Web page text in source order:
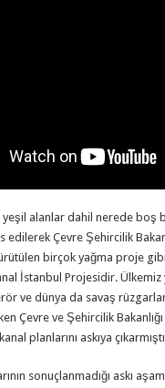
yeşil alanlar dahil nerede boş
edilerek Çevre Şehircilik
birçok yağma proje
İstanbul Projesidir. Ülkemiz
ve dünya da savaş
Çevre ve Şehircilik Bakanlığı
planlarını askıya
sonuçlanmadığı askı